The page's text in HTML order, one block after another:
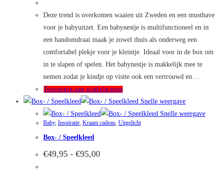
Deze trend is overkomen waaien uit Zweden en een musthave
voor je babyuitzet. Een babynestje is multifunctioneel en in
een handomdraai maak je zowel thuis als onderweg een
comfortabel plekje voor je kleintje. Ideaal voor in de box om
in te slapen of spelen. Het babynestje is makkelijk mee te
nemen zodat je kindje op visite ook een vertrouwd en…
Toevoegen aan winkelwagen
Snelle weergave
Snelle weergave
Baby, Inspiratie Kraam cadeau Uitgelicht
Box- / Speelkleed
€49,95 - €95,00Prijsklasse: